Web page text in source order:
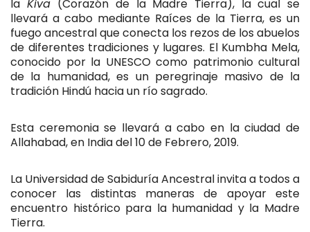
la Kiva (Corazón de la Madre Tierra), la cual se
llevará a cabo mediante Raíces de la Tierra, es un
fuego ancestral que conecta los rezos de los abuelos
de diferentes tradiciones y lugares. El Kumbha Mela,
conocido por la UNESCO como patrimonio cultural
de la humanidad, es un peregrinaje masivo de la
tradición Hindú hacia un río sagrado.
Esta ceremonia se llevará a cabo en la ciudad de
Allahabad, en India del 10 de Febrero, 2019.
La Universidad de Sabiduría Ancestral invita a todos a
conocer las distintas maneras de apoyar este
encuentro histórico para la humanidad y la Madre
Tierra.